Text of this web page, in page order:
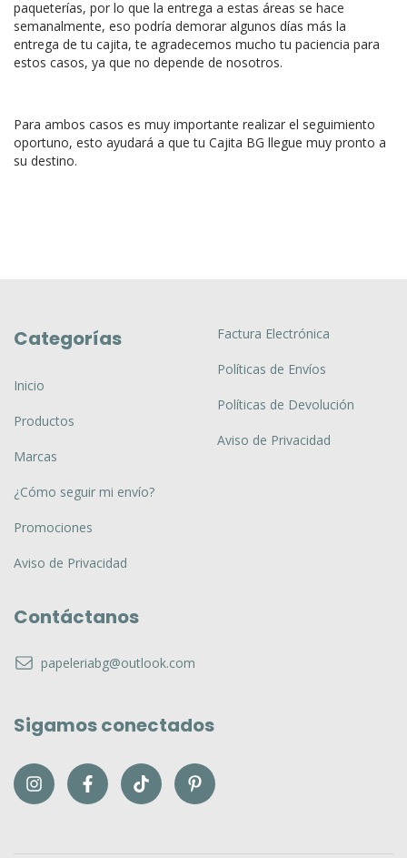
paqueterías, por lo que la entrega a estas áreas se hace
semanalmente, eso podría demorar algunos días más la
entrega de tu cajita, te agradecemos mucho tu paciencia para
estos casos, ya que no depende de nosotros.
Para ambos casos es muy importante realizar el seguimiento
oportuno, esto ayudará a que tu Cajita BG llegue muy pronto a
su destino.
Categorías
Inicio
Productos
Marcas
¿Cómo seguir mi envío?
Promociones
Aviso de Privacidad
Factura Electrónica
Políticas de Envíos
Políticas de Devolución
Aviso de Privacidad
Contáctanos
papeleriabg@outlook.com
Sigamos conectados